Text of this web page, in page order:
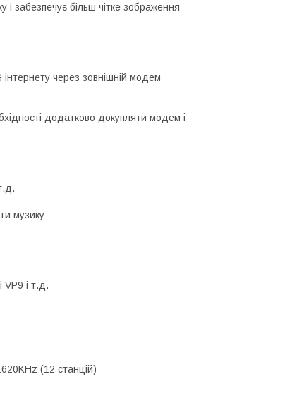
забезпечує більш чітке зображення
через зовнішній модем
додатково докупляти модем і
музику
VP9 і т.д.
(12 станцій)